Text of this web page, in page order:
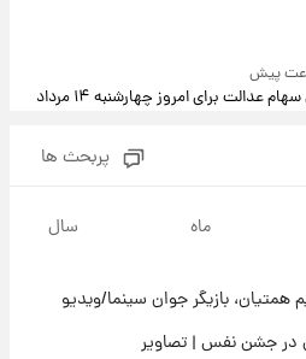
ارزش سهام عدالت برای امروز چهارشنبه ۱۴ مرداد
مبلغ پیش پرداخت و زمان تحویل |
پربحث ها
ماه سال
همتیان، بازیگر جوان سینما/ویدیو
در جشن نفس | تصاویر